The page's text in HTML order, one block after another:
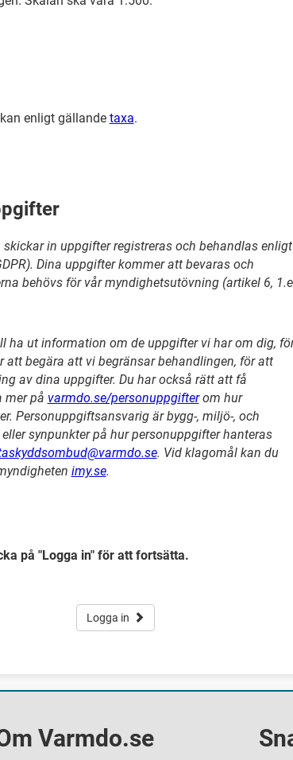
enligt gällande taxa.
in uppgifter registreras och behandlas enligt
Dina uppgifter kommer att bevaras och
behövs för vår myndighetsutövning (artikel 6, 1.e
ha ut information om de uppgifter vi har om dig,
att begära att vi begränsar behandlingen, för att
av dina uppgifter. Du har också rätt att få
mer på varmdo.se/personuppgifterom hur
Personuppgiftsansvarig är bygg-, miljö-, och
synpunkter på hur personuppgifter hanteras
. Vid klagomål kan du
imy.se.
på "Logga in" för att fortsätta.
Logga in
Varmdo.se